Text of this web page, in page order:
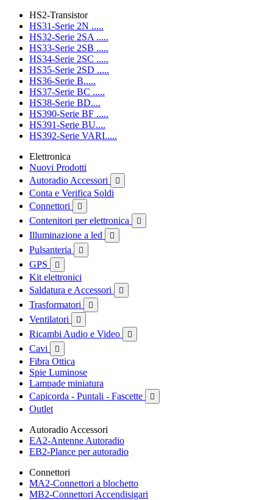
HS2-Transistor
HS31-Serie 2N .....
HS32-Serie 2SA .....
HS33-Serie 2SB .....
HS34-Serie 2SC .....
HS35-Serie 2SD .....
HS36-Serie B.....
HS37-Serie BC .....
HS38-Serie BD....
HS390-Serie BF .....
HS391-Serie BU....
HS392-Serie VARI.....
Elettronica
Nuovi Prodotti
Autoradio Accessori

Conta e Verifica Soldi
Connettori

Contenitori per elettronica 
Illuminazione a led 
Pulsanteria 
GPS 
Kit elettronici
Saldatura e Accessori

Trasformatori 
Ventilatori 
Ricambi Audio e Video 
Cavi 
Fibra Ottica
Spie Luminose
Lampade miniatura
Capicorda - Puntali - Fascette

Outlet
Autoradio Accessori
EA2-Antenne Autoradio
EB2-Plance per autoradio
Connettori
MA2-Connettori a blochetto
MB2-Connettori Accendisigari